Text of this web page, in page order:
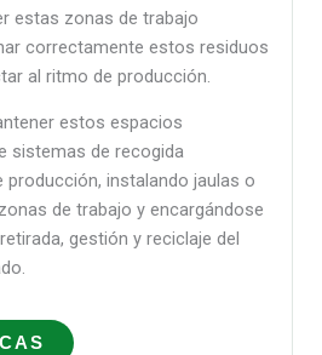
estas zonas de trabajo
correctamente estos residuos
al ritmo de producción.
estos espacios
sistemas de recogida
instalando jaulas o
de trabajo y encargándose
gestión y reciclaje del